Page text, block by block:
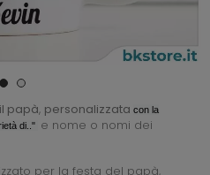
papà, personalizzata con la
di.." e nome o nomi dei
per la festa del papà,